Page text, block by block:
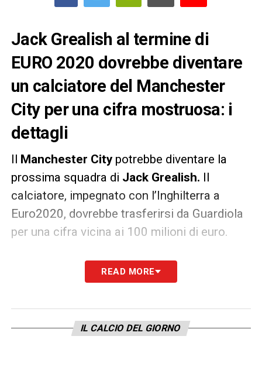
Jack Grealish al termine di
EURO 2020 dovrebbe diventare
un calciatore del Manchester
City per una cifra mostruosa: i
dettagli
Il Manchester Citypotrebbe diventare la
prossima squadra di Jack Grealish. Il
calciatore, impegnato con l’Inghilterra a
Euro2020, dovrebbe trasferirsi da Guardiola
per una cifra vicina ai 100 milioni di euro.
Sun.Grealishsi è messo in
mostra nell’ultima stagione segnando 6 reti e
avanti rapidamente e il City, che vorrebbe
READ MORE
IL CALCIO DEL GIORNO